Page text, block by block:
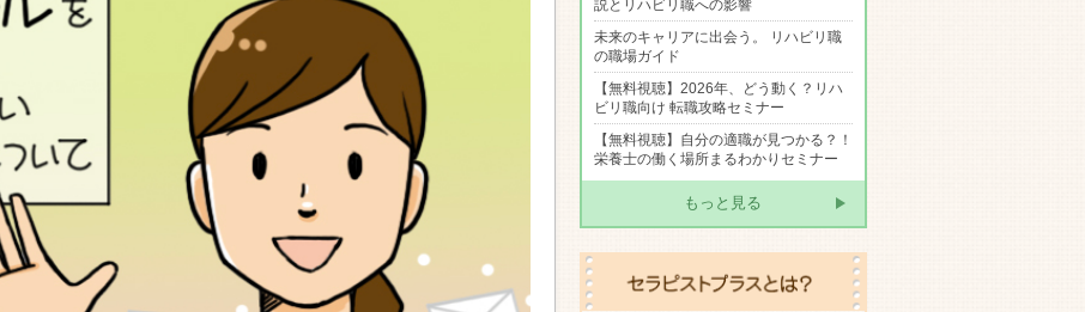
説とリハビリ職への影響
未来のキャリアに出会う。 リハビリ職
の職場ガイド
【無料視聴】2026年、どう動く？リハ
ビリ職向け 転職攻略セミナー
【無料視聴】自分の適職が見つかる？！
栄養士の働く場所まるわかりセミナー
もっと見る